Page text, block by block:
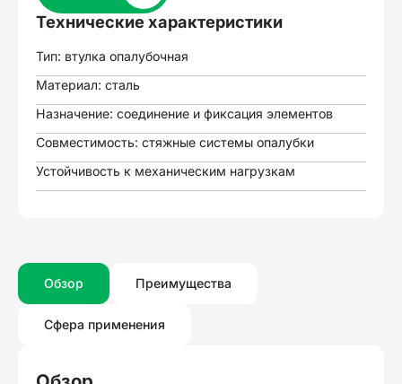
Технические характеристики
Тип: втулка опалубочная
Материал: сталь
Назначение: соединение и фиксация элементов
Совместимость: стяжные системы опалубки
Устойчивость к механическим нагрузкам
Обзор Преимущества
Сфера применения